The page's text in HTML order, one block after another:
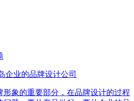
企业的品牌设计公司
象的重要部分，在品牌设计的过程